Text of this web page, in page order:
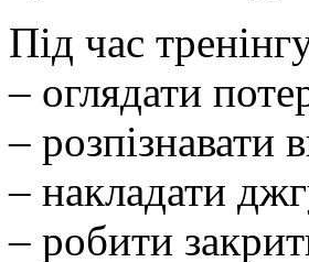
Під час
– оглядати
– розпізнавати
– накладати
– робити